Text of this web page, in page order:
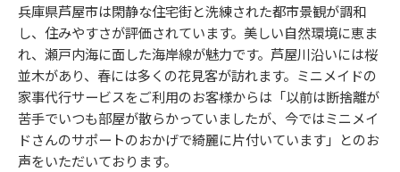
兵庫県芦屋市は閑静な住宅街と洗練された都市景観が調和
し、住みやすさが評価されています。美しい自然環境に恵ま
れ、瀬戸内海に面した海岸線が魅力です。芦屋川沿いには桜
並木があり、春には多くの花見客が訪れます。ミニメイドの
家事代行サービスをご利用のお客様からは「以前は断捨離が
苦手でいつも部屋が散らかっていましたが、今ではミニメイ
ドさんのサポートのおかげで綺麗に片付いています」とのお
声をいただいております。